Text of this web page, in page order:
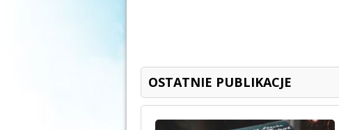
OSTATNIE PUBLIKACJE